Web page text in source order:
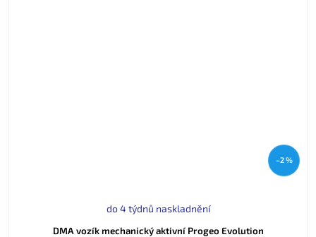
–2 %
DMA vozík mechanický aktivní Progeo Evolution
do 4 týdnů naskladnění